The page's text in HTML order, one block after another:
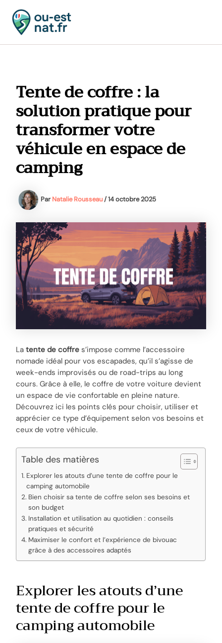
contenu
Tente de coffre : la
solution pratique pour
transformer votre
véhicule en espace de
camping
Par Natalie Rousseau/14 octobre 2025
Latente de coffre s’impose comme l’accessoire
nomade idéal pour vos escapades, qu’il s’agisse de
week-ends improvisés ou de road-trips au long
cours. Grâce à elle, le coffre de votre voiture devient
un espace de vie confortable en pleine nature.
Découvrez ici les points clés pour choisir, utiliser et
apprécier ce type d’équipement selon vos besoins et
ceux de votre véhicule.
Table des matières
Explorer les atouts d’une tente de coffre pour le
camping automobile
Bien choisir sa tente de coffre selon ses besoins et
son budget
Installation et utilisation au quotidien : conseils
pratiques et sécurité
Maximiser le confort et l’expérience de bivouac
grâce à des accessoires adaptés
Explorer les atouts d’une
tente de coffre pour le
camping automobile